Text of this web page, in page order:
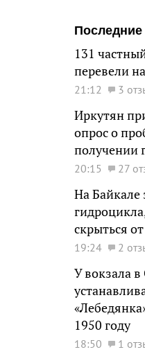
Последние
131
перевели
21:12 3
Иркутян
опрос о
получении
20:15 27
На Байкале
скрыться
19:24 2
У вокзала
1950 году
18:50 1